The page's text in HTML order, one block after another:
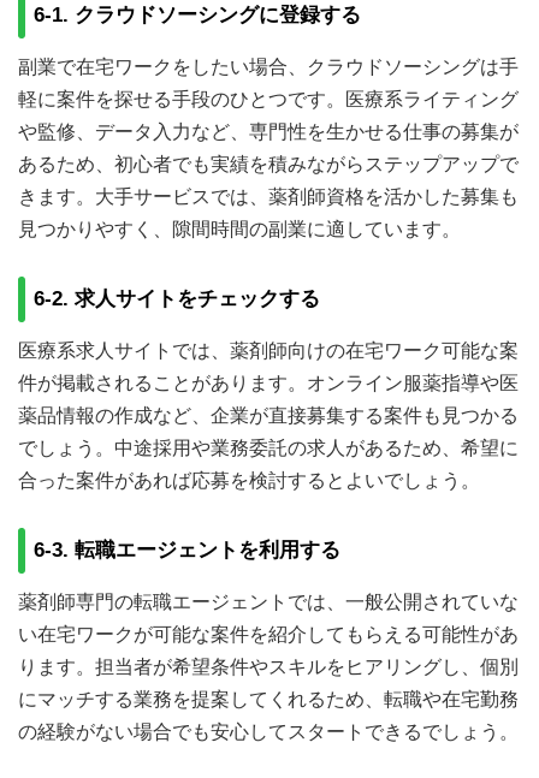
6-1. クラウドソーシングに登録する
副業で在宅ワークをしたい場合、クラウドソーシングは手
軽に案件を探せる手段のひとつです。医療系ライティング
や監修、データ入力など、専門性を生かせる仕事の募集が
あるため、初心者でも実績を積みながらステップアップで
きます。大手サービスでは、薬剤師資格を活かした募集も
見つかりやすく、隙間時間の副業に適しています。
6-2. 求人サイトをチェックする
医療系求人サイトでは、薬剤師向けの在宅ワーク可能な案
件が掲載されることがあります。オンライン服薬指導や医
薬品情報の作成など、企業が直接募集する案件も見つかる
でしょう。中途採用や業務委託の求人があるため、希望に
合った案件があれば応募を検討するとよいでしょう。
6-3. 転職エージェントを利用する
薬剤師専門の転職エージェントでは、一般公開されていな
い在宅ワークが可能な案件を紹介してもらえる可能性があ
ります。担当者が希望条件やスキルをヒアリングし、個別
にマッチする業務を提案してくれるため、転職や在宅勤務
の経験がない場合でも安心してスタートできるでしょう。